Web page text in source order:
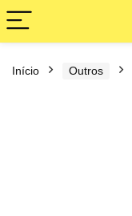
Início Outros